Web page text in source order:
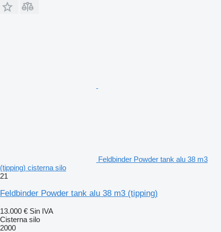
Feldbinder Powder tank alu 38 m3
(tipping) cisterna silo
21
Feldbinder Powder tank alu 38 m3 (tipping)
13.000 € Sin IVA
Cisterna silo
2000